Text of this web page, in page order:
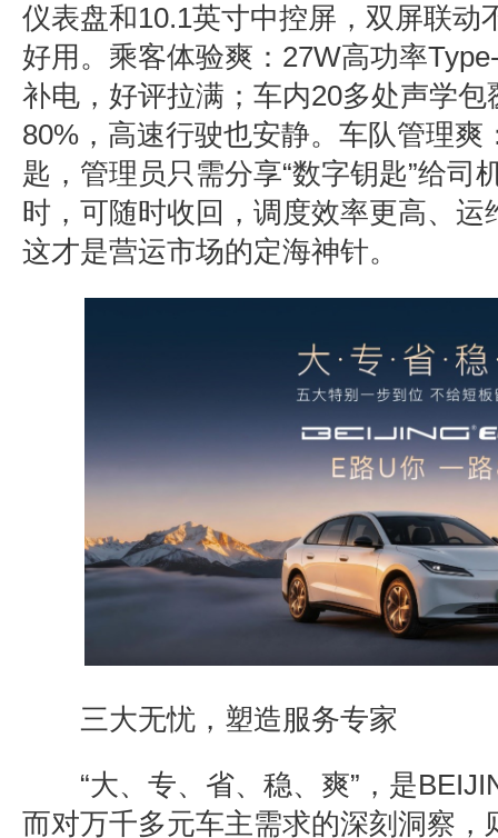
仪表盘和10.1英寸中控屏，双屏联动
好用。 乘客体验爽： 27W高功率
补电，好评拉满；车内20多处声学包
80% ，高速行驶也安静。 车队管理爽
匙，管理员只需分享“数字钥匙”给司
时，可随时收回，调度效率更高、运
这才是营运市场的定海神针。
三大无忧，塑造服务专家
“大、专、省、稳、爽” ，是
而对万千多元车主需求的深刻洞察，